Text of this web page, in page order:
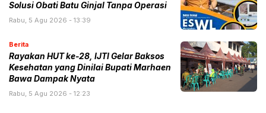
Solusi Obati Batu Ginjal Tanpa Operasi
Rabu, 5 Agu 2026 - 13:39
Berita
Rayakan HUT ke-28, IJTI Gelar Baksos
Kesehatan yang Dinilai Bupati Marhaen
Bawa Dampak Nyata
Rabu, 5 Agu 2026 - 12:23